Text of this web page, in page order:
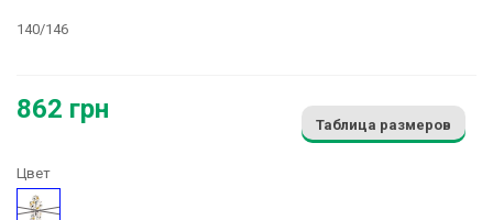
140/146
862 грн
Таблица размеров
Цвет
Рисунок